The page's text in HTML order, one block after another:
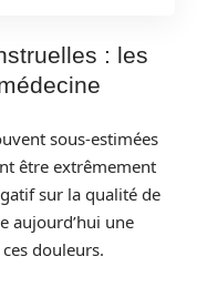
: les
sous-estimées
être extrêmement
sur la qualité de
aujourd’hui une
douleurs.